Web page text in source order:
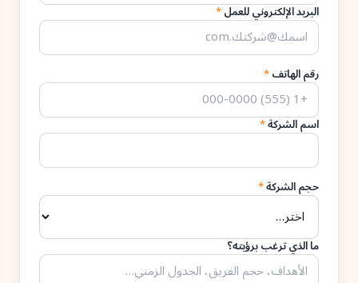
البريد الإلكتروني للعمل*
رقم الهاتف*
اسم الشركة*
حجم الشركة*
ما الذي ترغب برؤيته؟